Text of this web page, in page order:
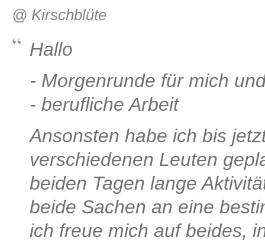
@ Kirschblüte
Hallo
- Morgenrunde für mich
- berufliche Arbeit
Ansonsten habe ich bis
verschiedenen Leuten
beiden Tagen lange
beide Sachen an eine
ich freue mich auf beides,